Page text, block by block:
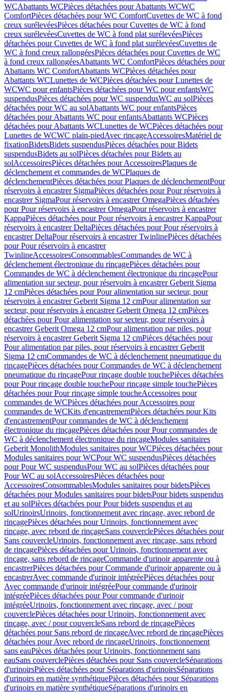
WCAbattants WCPièces détachées pour Abattants WCWC
ComfortPièces détachées pour WC ComfortCuvettes de WC à fond
creux surélevéesPièces détachées pour Cuvettes de WC à fond
creux surélevéesCuvettes de WC à fond plat surélevéesPièces
détachées pour Cuvettes de WC à fond plat surélevéesCuvettes de
WC à fond creux rallongéesPièces détachées pour Cuvettes de WC
à fond creux rallongéesAbattants WC ComfortPièces détachées pour
Abattants WC ComfortAbattants WCPièces détachées pour
Abattants WCLunettes de WCPièces détachées pour Lunettes de
WCWC pour enfantsPièces détachées pour WC pour enfantsWC
suspendusPièces détachées pour WC suspendusWC au solPièces
détachées pour WC au solAbattants WC pour enfantsPièces
détachées pour Abattants WC pour enfantsAbattants WCPièces
détachées pour Abattants WCLunettes de WCPièces détachées pour
Lunettes de WCWC plain-piedAvec rinçageAccessoiresMatériel de
fixationBidetsBidets suspendusPièces détachées pour Bidets
suspendusBidets au solPièces détachées pour Bidets au
solAccessoiresPièces détachées pour AccessoiresPlaques de
déclenchement et commandes de WCPlaques de
déclenchementPièces détachées pour Plaques de déclenchementPour
réservoirs à encastrer SigmaPièces détachées pour Pour réservoirs à
encastrer SigmaPour réservoirs à encastrer OmegaPièces détachées
pour Pour réservoirs à encastrer OmegaPour réservoirs à encastrer
KappaPièces détachées pour Pour réservoirs à encastrer KappaPour
réservoirs à encastrer DeltaPièces détachées pour Pour réservoirs à
encastrer DeltaPour réservoirs à encastrer TwinlinePièces détachées
pour Pour réservoirs à encastrer
TwinlineAccessoiresConsommablesCommandes de WC à
déclenchement électronique du rinçagePièces détachées pour
Commandes de WC à déclenchement électronique du rinçagePour
alimentation sur secteur, pour réservoirs à encastrer Geberit Sigma
12 cmPièces détachées pour Pour alimentation sur secteur, pour
réservoirs à encastrer Geberit Sigma 12 cmPour alimentation sur
secteur, pour réservoirs à encastrer Geberit Omega 12 cmPièces
détachées pour Pour alimentation sur secteur, pour réservoirs à
encastrer Geberit Omega 12 cmPour alimentation par piles, pour
réservoirs à encastrer Geberit Sigma 12 cmPièces détachées pour
Pour alimentation par piles, pour réservoirs à encastrer Geberit
Sigma 12 cmCommandes de WC à déclenchement pneumatique du
rinçagePièces détachées pour Commandes de WC à déclenchement
pneumatique du rinçagePour rinçage double touchePièces détachées
pour Pour rinçage double touchePour rinçage simple touchePièces
détachées pour Pour rinçage simple toucheAccessoires pour
commandes de WCPièces détachées pour Accessoires pour
commandes de WCKits d'encastrementPièces détachées pour Kits
d'encastrementPour commandes de WC à déclenchement
électronique du rinçagePièces détachées pour Pour commandes de
WC à déclenchement électronique du rinçageModules sanitaires
Geberit MonolithModules sanitaires pour WCPièces détachées pour
Modules sanitaires pour WCPour WC suspendusPièces détachées
pour Pour WC suspendusPour WC au solPièces détachées pour
Pour WC au solAccessoiresPièces détachées pour
AccessoiresConsommablesModules sanitaires pour bidetsPièces
détachées pour Modules sanitaires pour bidetsPour bidets suspendus
et au solPièces détachées pour Pour bidets suspendus et au
solUrinoirsUrinoirs, fonctionnement avec rinçage, avec rebord de
rinçagePièces détachées pour Urinoirs, fonctionnement avec
rinçage, avec rebord de rinçageSans couverclePièces détachées pour
Sans couvercleUrinoirs, fonctionnement avec rinçage, sans rebord
de rinçagePièces détachées pour Urinoirs, fonctionnement avec
rinçage, sans rebord de rinçageCommande d'urinoir apparente ou à
encastrerPièces détachées pour Commande d'urinoir apparente ou à
encastrerAvec commande d'urinoir intégréePièces détachées pour
Avec commande d'urinoir intégréePour commande d'urinoir
intégréePièces détachées pour Pour commande d'urinoir
intégréeUrinoirs, fonctionnement avec rinçage, avec / pour
couverclePièces détachées pour Urinoirs, fonctionnement avec
rinçage, avec / pour couvercleSans rebord de rinçagePièces
détachées pour Sans rebord de rinçageAvec rebord de rinçagePièces
détachées pour Avec rebord de rinçageUrinoirs, fonctionnement
sans eauPièces détachées pour Urinoirs, fonctionnement sans
eauSans couverclePièces détachées pour Sans couvercleSéparations
d'urinoirsPièces détachées pour Séparations d'urinoirsSéparations
d'urinoirs en matière synthétiquePièces détachées pour Séparations
d'urinoirs en matière synthétiqueSéparations d'urinoirs en